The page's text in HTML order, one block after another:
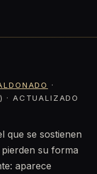
·
· ACTUALIZADO
que se sostienen
su forma
aparece